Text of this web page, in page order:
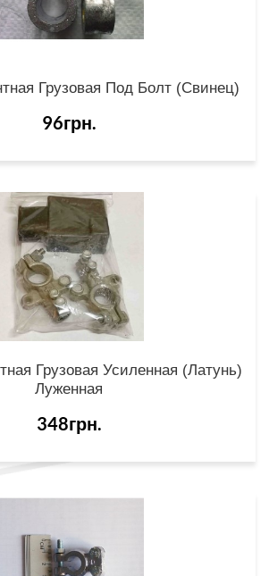
Грузовая Под Болт (свинец)
96грн.
Грузовая Усиленная (латунь)
Луженная
348грн.